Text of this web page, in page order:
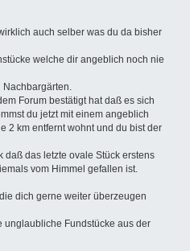
auch selber was du da bisher
welche dir angeblich noch nie
Nachbargärten.
Forum bestätigt hat daß es sich
du jetzt mit einem angeblich
2 km entfernt wohnt und du bist der
daß das letzte ovale Stück erstens
vom Himmel gefallen ist.
dich gerne weiter überzeugen
unglaubliche Fundstücke aus der